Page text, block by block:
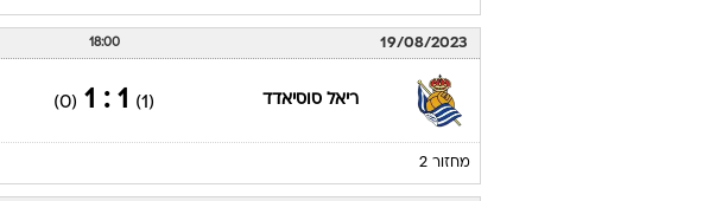
19/08/2023
18:00
ריאל סוסיאדד (1)
1 : 1
(0)
מחזור 2